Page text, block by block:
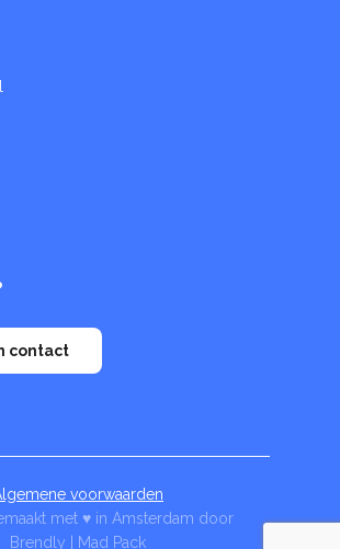
contact
voorwaarden
met ♥ in Amsterdam door
Brendly
Mad Pack